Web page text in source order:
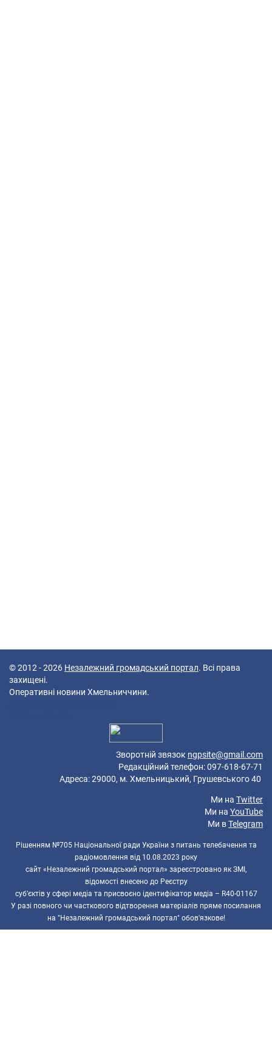
© 2012 - 2026 Незалежний громадський портал. Всі права
захищені.
Оперативні новини Хмельниччини.
Зворотній звязок ngpsite@gmail.com
Редакційний телефон: 097-618-67-71
Адреса: 29000, м. Хмельницький, Грушевського 40
Ми на Twitter
Ми на YouTube
Ми вTelegram
Рішенням №705 Національної ради України з питань телебачення та
радіомовлення від 10.08.2023 року
сайт «Незалежний громадський портал» зареєстровано як ЗМІ,
відомості внесено до Реєстру
суб’єктів у сфері медіа та присвоєно ідентифікатор медіа – R40-01167
У разі повного чи часткового відтворення матеріалів пряме посилання
на "Незалежний громадський портал" обов'язкове!